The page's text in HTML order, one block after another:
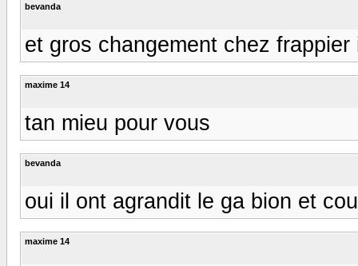
bevanda
et gros changement chez
maxime 14
tan mieu pour vous
bevanda
oui il ont agrandit le ga bion et
maxime 14